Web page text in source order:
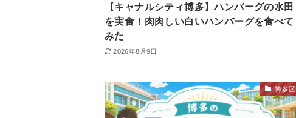
【キャナルシティ博多】ハンバーグの水田
を実食！肉肉しい白いハンバーグを食べて
みた
2026年8月9日
博多区